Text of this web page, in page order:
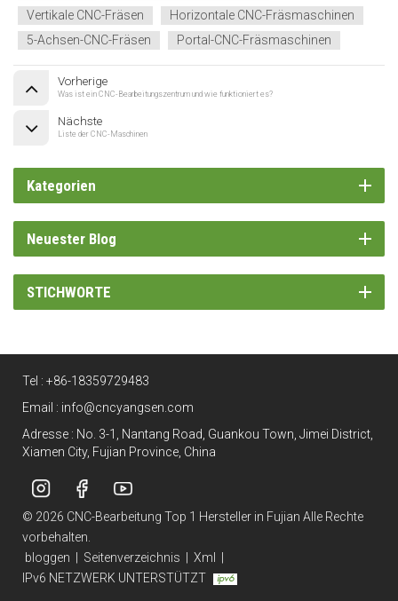
Vertikale CNC-Fräsen
Horizontale CNC-Fräsmaschinen
5-Achsen-CNC-Fräsen
Portal-CNC-Fräsmaschinen
Vorherige
Was ist ein CNC-Bearbeitungszentrum und wie funktioniert es?
Nächste
Liste der CNC-Maschinen
Kategorien
Neuester Blog
STICHWORTE
Tel : +86-18359729483
Email : info@cncyangsen.com
Adresse : No. 3-1, Nantang Road, Guankou Town, Jimei District,
Xiamen City, Fujian Province, China
© 2026 CNC-Bearbeitung Top 1 Hersteller in Fujian Alle Rechte
vorbehalten.
bloggen
Seitenverzeichnis Xml
IPv6 NETZWERK UNTERSTÜTZT